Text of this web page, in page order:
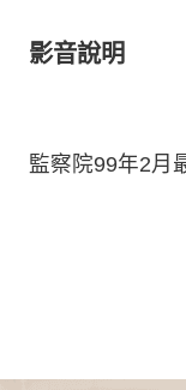
影音說明
監察院99年2月